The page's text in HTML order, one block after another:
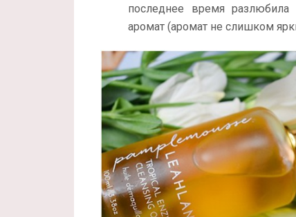
последнее время
аромат (аромат не слишком